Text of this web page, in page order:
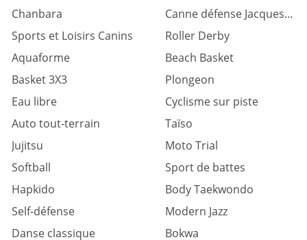
Chanbara
Canne défense Jacques levinet
Sports et Loisirs Canins
Roller Derby
Aquaforme
Beach Basket
Basket 3X3
Plongeon
Eau libre
Cyclisme sur piste
Auto tout-terrain
Taïso
Jujitsu
Moto Trial
Softball
Sport de battes
Hapkido
Body Taekwondo
Self-défense
Modern Jazz
Danse classique
Bokwa